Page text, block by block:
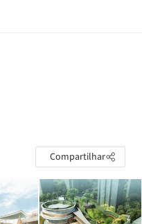
Compartilhar